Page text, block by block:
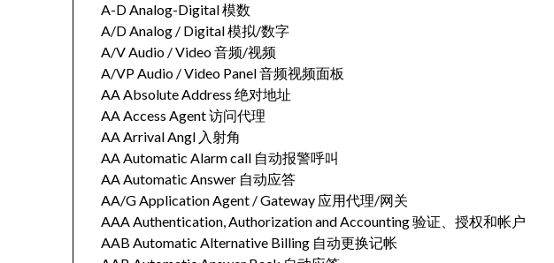
A-D Analog-Digital 模数
A/D Analog / Digital 模拟/数字
A/V Audio / Video 音频/视频
A/VP Audio / Video Panel 音频视频面板
AA Absolute Address 绝对地址
AA Access Agent 访问代理
AA Arrival Angl 入射角
AA Automatic Alarm call 自动报警呼叫
AA Automatic Answer 自动应答
AA/G Application Agent / Gateway 应用代理/网关
AAA Authentication, Authorization and Accounting 验证、授权和帐户
AAB Automatic Alternative Billing 自动更换记帐